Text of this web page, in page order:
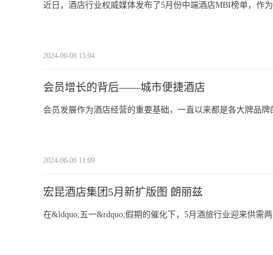
近日，酒店行业权威媒体发布了5月份中端酒店MBI榜单，作
2024-06-06 15:04
会员增长的背后——城市便捷酒店
会员发展作为酒店经营的重要基础，一直以来都是各大牌品牌
2024-06-06 11:09
宏昆酒店集团5月新扩版图 朗丽兹
在&ldquo;五一&rdquo;假期的催化下，5月酒旅行业迎来供需